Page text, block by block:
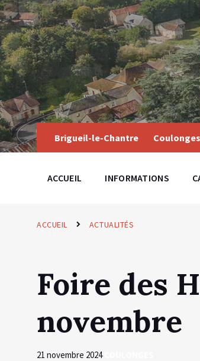
Skip
to
content
Skip
to
main
navigation
Skip
to
footer
Brigueil-le-Chantre Coulonges
ACCUEIL INFORMATIONS
ACCUEIL ACTUALITÉS
Foire des
novembre
21 novembre 2024